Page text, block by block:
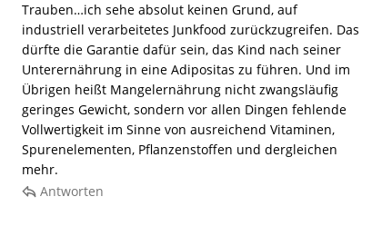
Trauben…ich sehe absolut keinen Grund, auf
industriell verarbeitetes Junkfood zurückzugreifen. Das
dürfte die Garantie dafür sein, das Kind nach seiner
Unterernährung in eine Adipositas zu führen. Und im
Übrigen heißt Mangelernährung nicht zwangsläufig
geringes Gewicht, sondern vor allen Dingen fehlende
Vollwertigkeit im Sinne von ausreichend Vitaminen,
Spurenelementen, Pflanzenstoffen und dergleichen
mehr.
Antworten